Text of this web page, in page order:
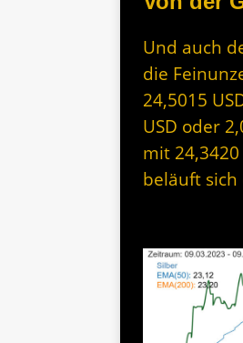
Und auch
die
24,5015
USD oder
mit
beläuft sich